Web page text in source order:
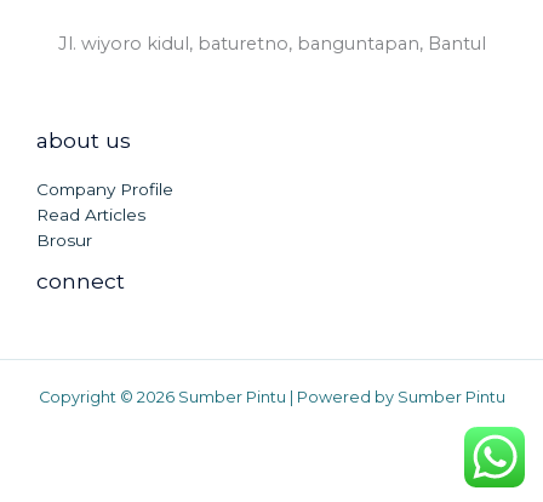
Jl. wiyoro kidul, baturetno, banguntapan, Bantul
about us
Company Profile
Read Articles
Brosur
connect
Copyright © 2026 Sumber Pintu | Powered by Sumber Pintu